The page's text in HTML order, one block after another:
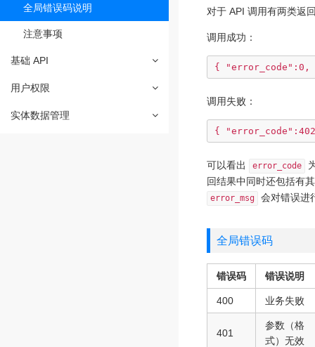
全局错误码说明
注意事项
基础 API
用户权限
实体数据管理
对于 API 调用有两类返
调用成功：
{ "error_code":0,
调用失败：
{
可以看出 error_code
回结果中同时还包括有
error_msg 会对错误进
全局错误码
错误码 错误说明
400 业务失败
401
参数（格
式）无效